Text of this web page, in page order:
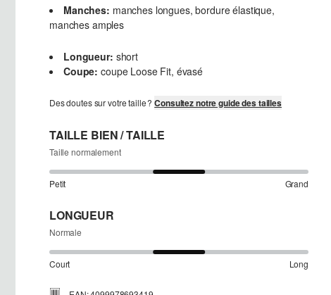
Manches: manches longues, bordure élastique,
manches amples
Longueur: short
Coupe: coupe Loose Fit, évasé
Des doutes sur votre taille ?Consultez notre guide des tailles
TAILLE BIEN / TAILLE
Taille normalement
Petit Grand
LONGUEUR
Normale
Court Long